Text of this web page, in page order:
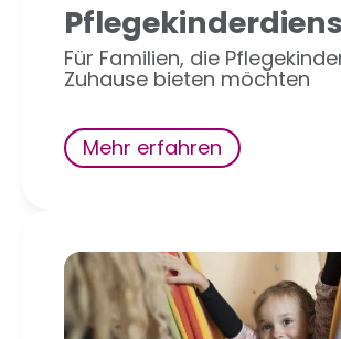
Für Familien, die
Zuhause bieten möchten
Mehr erfahren